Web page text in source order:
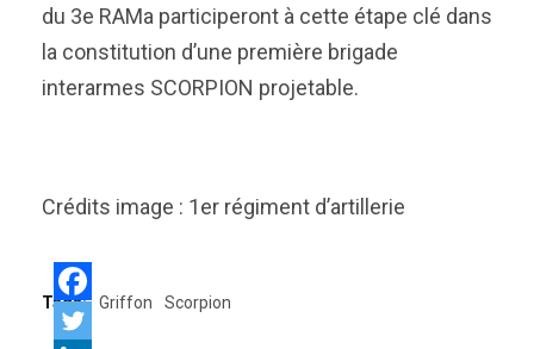
du 3e RAMa participeront à cette étape clé dans
la constitution d’une première brigade
interarmes SCORPION projetable.
Crédits image : 1er régiment d’artillerie
Tags: Griffon Scorpion